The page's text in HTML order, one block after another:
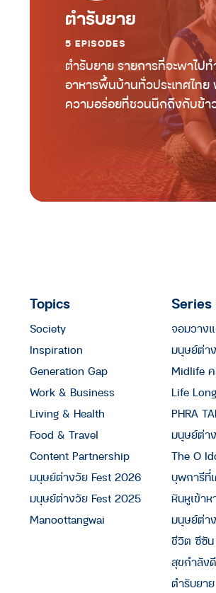
ตำรับยาย
5 EPISODES
ตำรับยาย รายการที่จะพาไป
อาหารพื้นบ้านทั่วประเทศไท
ความอร่อยที่ชวนนึกถึงกับข้า
Topics
Society
Inspiration
Generation Gap
Work & Business
Living & Health
Food & Travel
Content Partnership
มนุษย์ต่างวัย Fest 2026
มนุษย์ต่างวัย Fest 2025
Manoottangwai
Series
จอมวาง
มนุษย์ต่า
Midlife
Life
PHRA
มนุษย์ต่า
The O
บุพการีที่
หันหูเข้า
มนุษย์ต่า
ชีวิต ซีซั
สุขกำลัง
ตำรับยาย